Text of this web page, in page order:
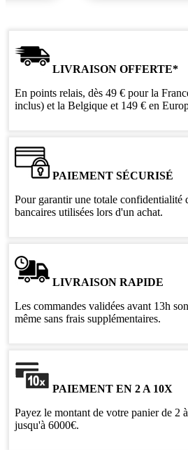
LIVRAISON OFFERTE*
En points relais, dès 49 € pour la
inclus) et la Belgique et 149 € en
PAIEMENT SÉCURISÉ
Pour garantir une totale confidentialité
bancaires utilisées lors d'un achat.
LIVRAISON RAPIDE
Les commandes validées avant 13h
même sans frais supplémentaires.
PAIEMENT EN 2 A 10X
Payez le montant de votre panier de 2
jusqu'à 6000€.